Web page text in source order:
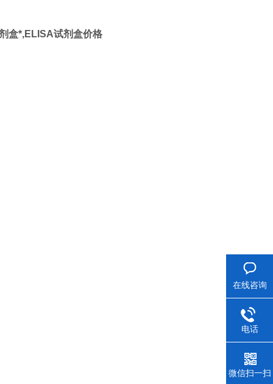
盒*,ELISA试剂盒价格
Kit
在线咨询
电话
微信扫一扫